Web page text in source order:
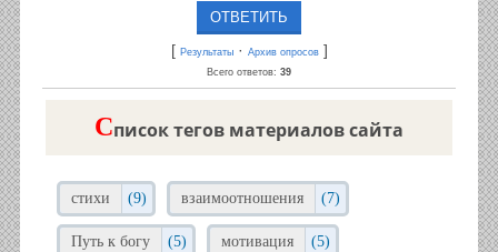
[ Результаты· Архив опросов]
Всего ответов: 39
Cписок тегов материалов сайта
стихи (9) взаимоотношения (7)
Путь к богу (5) мотивация (5)